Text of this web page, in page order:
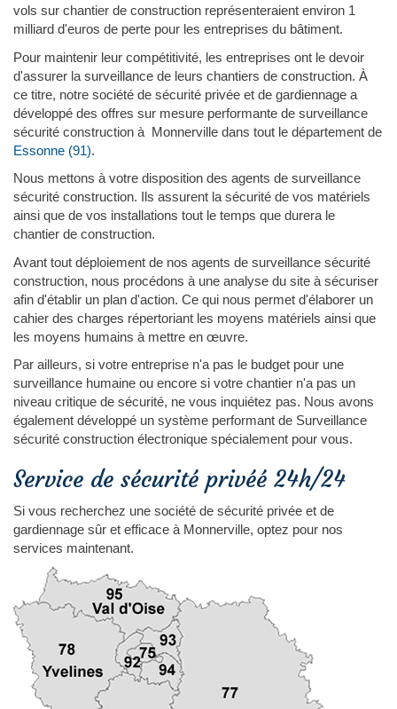
vols sur chantier de construction représenteraient environ 1
milliard d'euros de perte pour les entreprises du bâtiment.
Pour maintenir leur compétitivité, les entreprises ont le devoir
d'assurer la surveillance de leurs chantiers de construction. À
ce titre, notre société de sécurité privée et de gardiennage a
développé des offres sur mesure performante de surveillance
sécurité construction à Monnerville dans tout le département de
Essonne (91).
Nous mettons à votre disposition des agents de surveillance
sécurité construction. Ils assurent la sécurité de vos matériels
ainsi que de vos installations tout le temps que durera le
chantier de construction.
Avant tout déploiement de nos agents de surveillance sécurité
construction, nous procédons à une analyse du site à sécuriser
afin d'établir un plan d'action. Ce qui nous permet d'élaborer un
cahier des charges répertoriant les moyens matériels ainsi que
les moyens humains à mettre en œuvre.
Par ailleurs, si votre entreprise n'a pas le budget pour une
surveillance humaine ou encore si votre chantier n'a pas un
niveau critique de sécurité, ne vous inquiétez pas. Nous avons
également développé un système performant de Surveillance
sécurité construction électronique spécialement pour vous.
Service de sécurité privéé 24h/24
Si vous recherchez une société de sécurité privée et de
gardiennage sûr et efficace à Monnerville, optez pour nos
services maintenant.